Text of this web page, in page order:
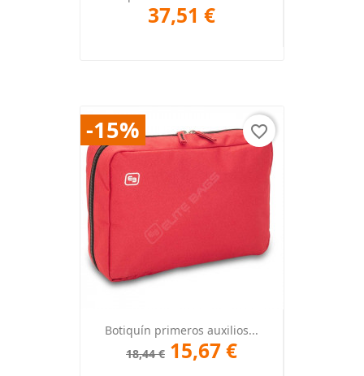
37,51 €
Botiquín primeros auxilios...
18,44 € 15,67 €
-15% favorite_border